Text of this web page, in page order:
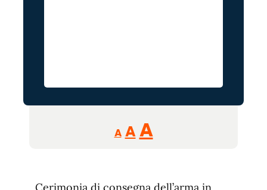
A
Reducir
tamaño
A Restablecer
fuente
AAumentar
de